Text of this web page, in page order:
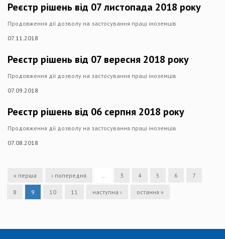
Реєстр рішень від 07 листопада 2018 року
Продовження дії дозволу на застосування праці іноземців​
07.11.2018
Реєстр рішень від 07 вересня 2018 року
Продовження дії дозволу на застосування праці іноземців​
07.09.2018
Реєстр рішень від 06 серпня 2018 року
Продовження дії дозволу на застосування праці іноземців​
07.08.2018
« перша ‹ попередня … 3 4 5 6 7
8 9 10 11 наступна › остання »